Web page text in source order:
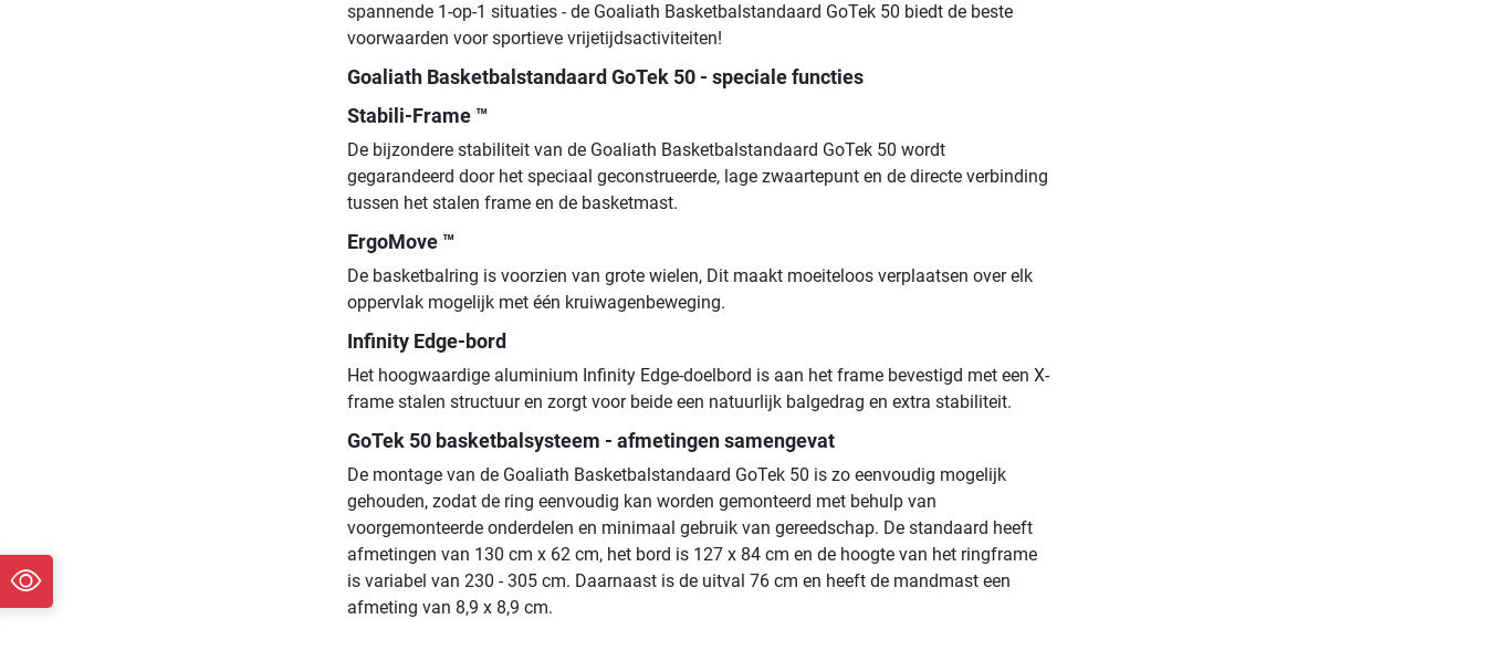
spannende 1-op-1 situaties - de Goaliath Basketbalstandaard GoTek 50 biedt de beste
voorwaarden voor sportieve vrijetijdsactiviteiten!
Goaliath Basketbalstandaard GoTek 50 - speciale functies
Stabili-Frame ™
De bijzondere stabiliteit van de Goaliath Basketbalstandaard GoTek 50 wordt
gegarandeerd door het speciaal geconstrueerde, lage zwaartepunt en de directe verbinding
tussen het stalen frame en de basketmast.
ErgoMove ™
De basketbalring is voorzien van grote wielen, Dit maakt moeiteloos verplaatsen over elk
oppervlak mogelijk met één kruiwagenbeweging.
Infinity Edge-bord
Het hoogwaardige aluminium Infinity Edge-doelbord is aan het frame bevestigd met een X-
frame stalen structuur en zorgt voor beide een natuurlijk balgedrag en extra stabiliteit.
GoTek 50 basketbalsysteem - afmetingen samengevat
De montage van de Goaliath Basketbalstandaard GoTek 50 is zo eenvoudig mogelijk
gehouden, zodat de ring eenvoudig kan worden gemonteerd met behulp van
voorgemonteerde onderdelen en minimaal gebruik van gereedschap. De standaard heeft
afmetingen van 130 cm x 62 cm, het bord is 127 x 84 cm en de hoogte van het ringframe
is variabel van 230 - 305 cm. Daarnaast is de uitval 76 cm en heeft de mandmast een
afmeting van 8,9 x 8,9 cm.